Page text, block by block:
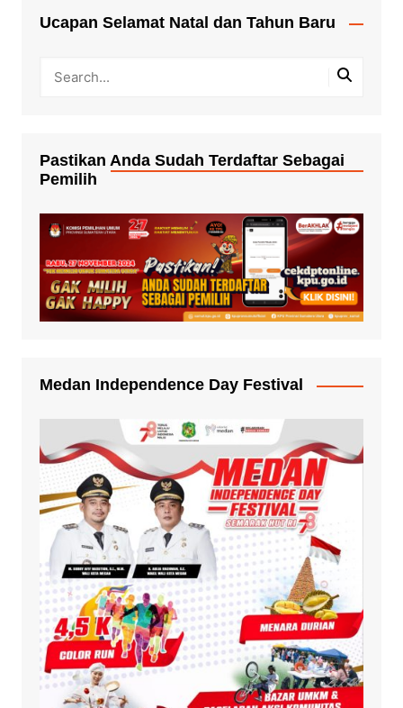
Ucapan Selamat Natal dan Tahun Baru
Pastikan Anda Sudah Terdaftar Sebagai
Pemilih
Medan Independence Day Festival